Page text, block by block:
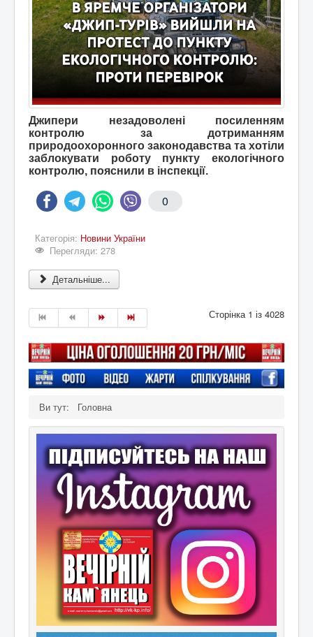
Джипери незадоволені посиленням
контролю за дотриманням
природоохоронного законодавства та хотіли
заблокувати роботу пункту екологічного
контролю, пояснили в інспекції.
0
Категорія: Новини України
Перегляди: 278
Детальніше...
Сторінка 1 із 4028
Ви тут: Головна